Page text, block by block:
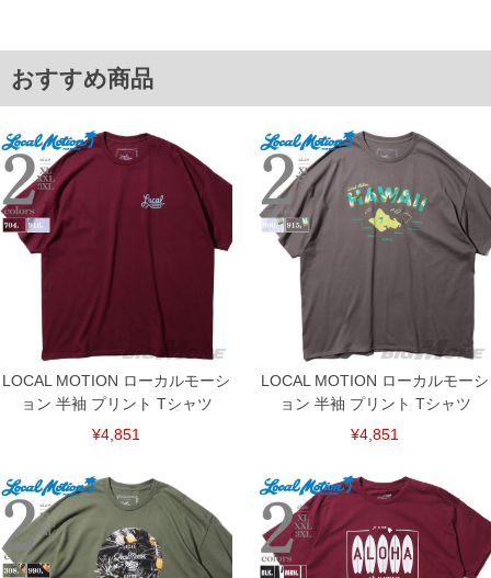
単位はcm
※【返品交換について】
ご了承くださいませ。
※【ボトムの裾上げをご希望の場合】
裾上げ料金は500円+税となります。
備考欄に股下●cmとご記入下さい。（裾上げ無料対象商品は1本につき税込6,000円以
上の品が対象。1本5,999円以下の商品は有料（500円+税）となります。）
出荷まで約1週間～20日間程お時間を頂く場合がございます。
尚、裾上げした商品は返品・交換不可となりますので、予めご了承下さい。
一部、お直しに対応出来ない商品がございます。(例：裾にファスナーや調節ひもが付
いている、極端なデザインが施されている等)
※商品によって若干のサイズの誤差がございます。また、お客様がご使用の環境（コ
ンピュータ画面）によって、商品の色味が若干異なる場合がございます。予めご了承
ください。
舗からのお取り寄せ等により、お客様にご迷惑をお掛けしてしまう場合がございま
す。そのようなことがない様最大限に努めておりますが、もしあった場合速やかにご
おすすめ商品
LOCAL MOTION ローカルモーシ
ョン 半袖 プリント Tシャツ
¥4,851
LOCAL MOTION ローカルモーシ
ョン 半袖 プリント Tシャツ
¥4,851